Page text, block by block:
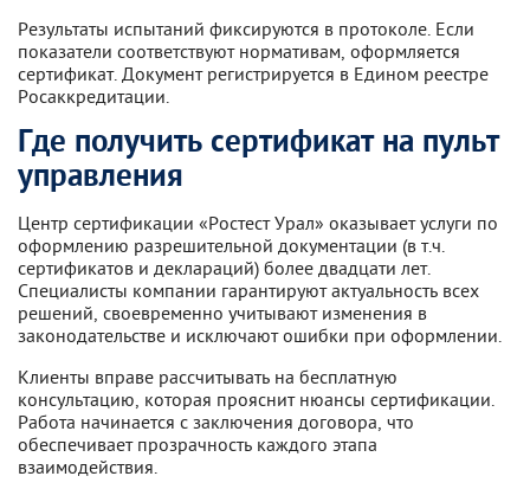
Результаты испытаний фиксируются в протоколе. Если
показатели соответствуют нормативам, оформляется
сертификат. Документ регистрируется в Едином реестре
Росаккредитации.
Где получить сертификат на пульт
управления
Центр сертификации «Ростест Урал» оказывает услуги по
оформлению разрешительной документации (в т.ч.
сертификатов и деклараций) более двадцати лет.
Специалисты компании гарантируют актуальность всех
решений, своевременно учитывают изменения в
законодательстве и исключают ошибки при оформлении.
Клиенты вправе рассчитывать на бесплатную
консультацию, которая прояснит нюансы сертификации.
Работа начинается с заключения договора, что
обеспечивает прозрачность каждого этапа
взаимодействия.